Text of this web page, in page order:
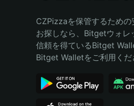
Bahasa Indonesia
Português (Brasil)
CZPizzaを保管するため
お探しなら、Bitgetウォ
信頼を得ているBitget
Bitget Walletをご利用くだ